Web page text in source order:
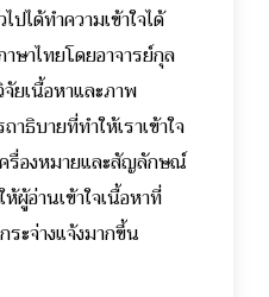
ได้ทำความเข้าใจได้
าไทยโดยอาจารย์กุล
ยเนื้อหาและภาพ
ธิบายที่ทำให้เราเข้าใจ
ครื่องหมายและสัญลักษณ์
ผู้อ่านเข้าใจเนื้อหาที่
ะจ่างแจ้งมากขึ้น